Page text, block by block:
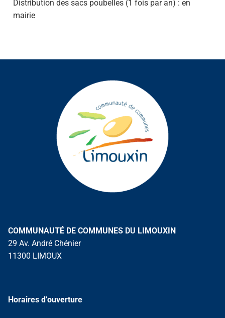
Distribution des sacs poubelles (1 fois par an) : en
mairie
COMMUNAUTÉ DE COMMUNES DU LIMOUXIN
29 Av. André Chénier
11300 LIMOUX
Horaires d’ouverture